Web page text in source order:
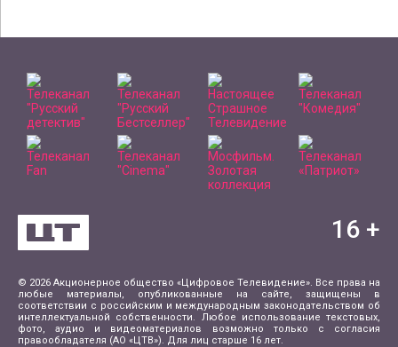
© 2026 Акционерное общество «Цифровое Телевидение». Все права на
любые материалы, опубликованные на сайте, защищены в
соответствии с российским и международным законодательством об
интеллектуальной собственности. Любое использование текстовых,
фото, аудио и видеоматериалов возможно только с согласия
правообладателя (АО «ЦТВ»). Для лиц старше 16 лет.
16 +